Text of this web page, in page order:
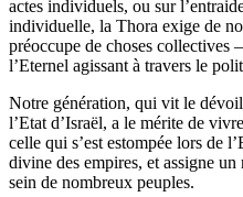
actes individuels, ou sur
individuelle, la Thora exige de
préoccupe de choses collectives
l’Eternel agissant à travers le
Notre génération, qui vit le
l’Etat d’Israël, a le mérite de
celle qui s’est estompée lors de
divine des empires, et assigne
sein de nombreux peuples.